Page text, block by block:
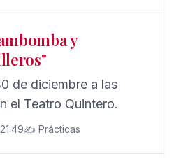
y
de diciembre a las
el Teatro Quintero.
✍️ Prácticas